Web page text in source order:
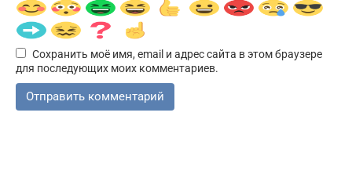
Сохранить моё имя, email и адрес сайта в этом браузере
для последующих моих комментариев.